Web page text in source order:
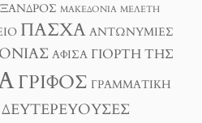
ΜΑΚΕΔΟΝΊΑ ΜΕΛΈΤΗ
ΠΆΣΧΑ ΑΝΤΩΝΥΜΊΕΣ
ΑΦΊΣΑ ΓΙΟΡΤΉ ΤΗΣ
ΓΡΊΦΟΣ ΓΡΑΜΜΑΤΙΚΉ
ΔΕΥΤΕΡΕΎΟΥΣΕΣ